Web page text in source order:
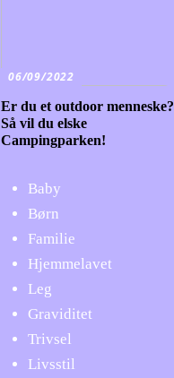
06/09/2022
Er du et outdoor menneske?
Så vil du elske
Campingparken!
Baby
Børn
Familie
Hjemmelavet
Leg
Graviditet
Trivsel
Livsstil